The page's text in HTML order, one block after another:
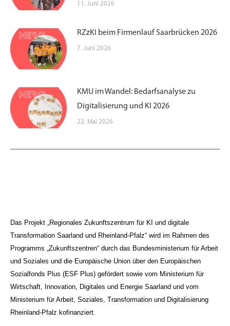
11. Juni 2026
RZzKI beim Firmenlauf Saarbrücken 2026
7. Juni 2026
KMU im Wandel: Bedarfsanalyse zu
Digitalisierung und KI 2026
22. Mai 2026
Das Projekt „Regionales Zukunftszentrum für KI und digitale
Transformation Saarland und Rheinland-Pfalz“ wird im Rahmen des
Programms „Zukunftszentren“ durch das Bundesministerium für Arbeit
und Soziales und die Europäische Union über den Europäischen
Sozialfonds Plus (ESF Plus) gefördert sowie vom Ministerium für
Wirtschaft, Innovation, Digitales und Energie Saarland und vom
Ministerium für Arbeit, Soziales, Transformation und Digitalisierung
Rheinland-Pfalz kofinanziert.